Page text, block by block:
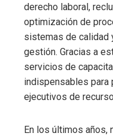
derecho laboral,
optimización de
sistemas de calidad
gestión. Gracias a
servicios de
indispensables para
ejecutivos de
En los últimos años,